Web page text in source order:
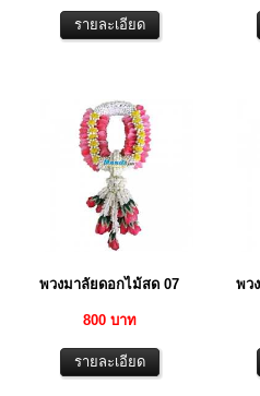
พวงมาลัยดอกไม้สด 07
800 บาท
พว